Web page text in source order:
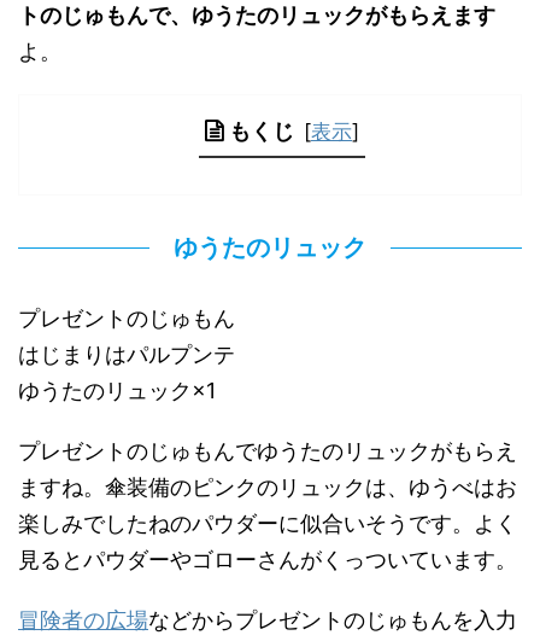
トのじゅもんで、ゆうたのリュックがもらえます
よ。
もくじ [表示]
ゆうたのリュック
プレゼントのじゅもん
はじまりはパルプンテ
ゆうたのリュック×1
プレゼントのじゅもんでゆうたのリュックがもらえ
ますね。傘装備のピンクのリュックは、ゆうべはお
楽しみでしたねのパウダーに似合いそうです。よく
見るとパウダーやゴローさんがくっついています。
冒険者の広場などからプレゼントのじゅもんを入力